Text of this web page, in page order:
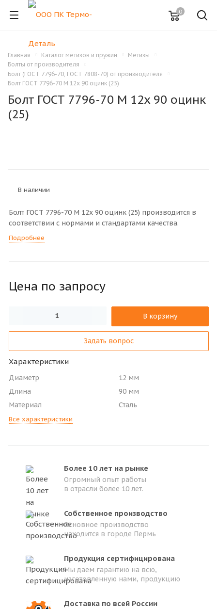
0
Главная Каталог метизов и пружин
Метизы
Болты от производителя
Болт (ГОСТ 7796-70, ГОСТ 7808-70) от производителя
Болт ГОСТ 7796-70 M 12x 90 оцинк (25)
Болт ГОСТ 7796-70 M 12x 90 оцинк
(25)
В наличии
Болт ГОСТ 7796-70 M 12x 90 оцинк (25) производится в
соответствии с нормами и стандартами качества.
Подробнее
Цена по запросу
В корзину
Задать вопрос
Характеристики
Диаметр
12 мм
Длина
90 мм
Материал
Сталь
Все характеристики
Более 10 лет на рынке
Огромный опыт работы
в отрасли более 10 лет.
Собственное производство
Основное производство
находится в городе Пермь
Продукция сертифицирована
Мы даем гарантию на всю,
изготовленную нами, продукцию
Доставка по всей России